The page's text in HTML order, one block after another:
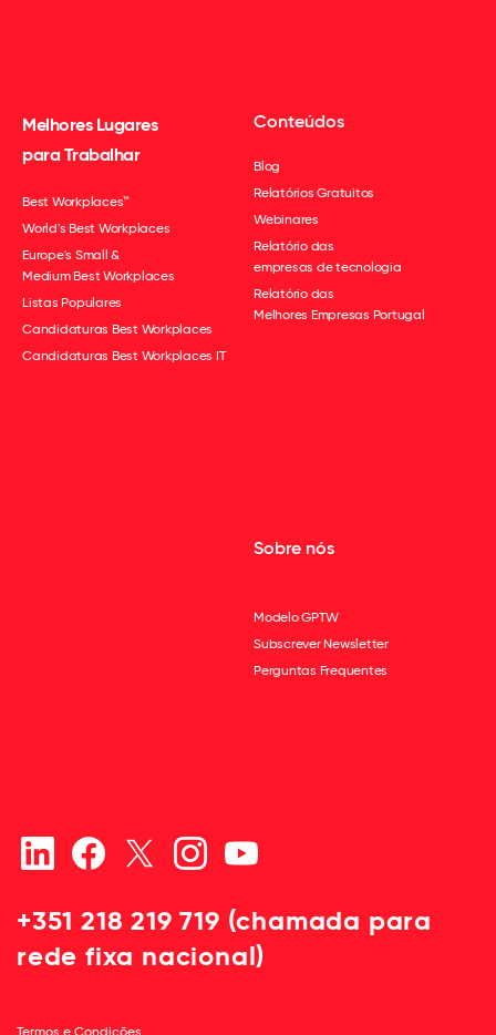
Melhores Lugares
para Trabalhar
Best Workplaces™
World's Best Workplaces
Europe's Small &
Medium Best Workplaces
Listas Populares
Candidaturas Best Workplaces
Candidaturas Best Workplaces IT
Conteúdos
Blog
Relatórios Gratuitos
Webinares
Relatório das
empresas de tecnologia
Relatório das
Melhores Empresas Portugal
Sobre nós
Modelo GPTW
Subscrever Newsletter
Perguntas Frequentes
+351 218 219 719 (chamada para
rede fixa nacional)
Termos e Condições